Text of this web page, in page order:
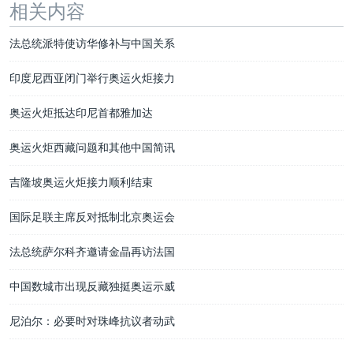
相关内容
法总统派特使访华修补与中国关系
印度尼西亚闭门举行奥运火炬接力
奥运火炬抵达印尼首都雅加达
奥运火炬西藏问题和其他中国简讯
吉隆坡奥运火炬接力顺利结束
国际足联主席反对抵制北京奥运会
法总统萨尔科齐邀请金晶再访法国
中国数城市出现反藏独挺奥运示威
尼泊尔：必要时对珠峰抗议者动武